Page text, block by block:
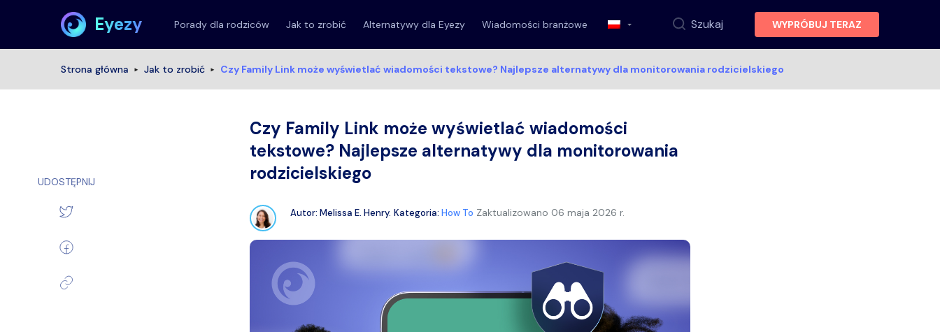
Eyezy Porady dla rodziców Jak to zrobić Alternatywy dla Eyezy Wiadomości branżowe Szukaj WYPRÓBUJ TERAZ
Strona główna Jak to zrobić Czy Family Link może wyświetlać wiadomości tekstowe? Najlepsze alternatywy dla monitorowania rodzicielskiego
Czy Family Link może wyświetlać wiadomości
tekstowe? Najlepsze alternatywy dla monitorowania
rodzicielskiego
Autor: Melissa E. Henry. Kategoria: How To Zaktualizowano 06 maja 2026 r.
UDOSTĘPNIJ